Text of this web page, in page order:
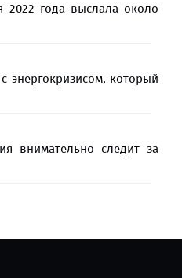
2022 года выслала около
энергокризисом, который
внимательно следит за